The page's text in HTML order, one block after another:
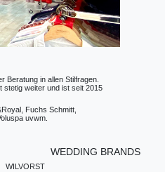
Beratung in allen Stilfragen.
stetig weiter und ist seit 2015
Fuchs Schmitt,
uvwm.
WEDDING BRANDS
WILVORST